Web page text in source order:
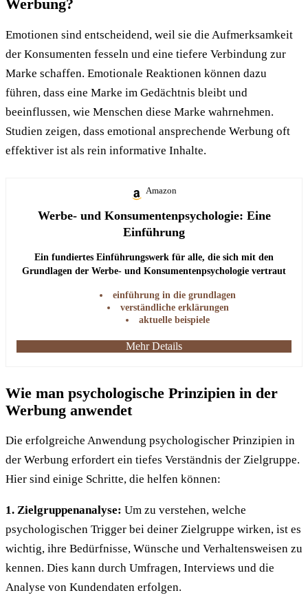
Werbung?
Emotionen sind entscheidend, weil sie die Aufmerksamkeit
der Konsumenten fesseln und eine tiefere Verbindung zur
Marke schaffen. Emotionale Reaktionen können dazu
führen, dass eine Marke im Gedächtnis bleibt und
beeinflussen, wie Menschen diese Marke wahrnehmen.
Studien zeigen, dass emotional ansprechende Werbung oft
effektiver ist als rein informative Inhalte.
Amazon
Werbe- und Konsumentenpsychologie: Eine
Einführung
Ein fundiertes Einführungswerk für alle, die sich mit den
Grundlagen der Werbe- und Konsumentenpsychologie vertraut
einführung in die grundlagen
verständliche erklärungen
aktuelle beispiele
Mehr Details
Wie man psychologische Prinzipien in der
Werbung anwendet
Die erfolgreiche Anwendung psychologischer Prinzipien in
der Werbung erfordert ein tiefes Verständnis der Zielgruppe.
Hier sind einige Schritte, die helfen können:
1. Zielgruppenanalyse: Um zu verstehen, welche
psychologischen Trigger bei deiner Zielgruppe wirken, ist es
wichtig, ihre Bedürfnisse, Wünsche und Verhaltensweisen zu
kennen. Dies kann durch Umfragen, Interviews und die
Analyse von Kundendaten erfolgen.